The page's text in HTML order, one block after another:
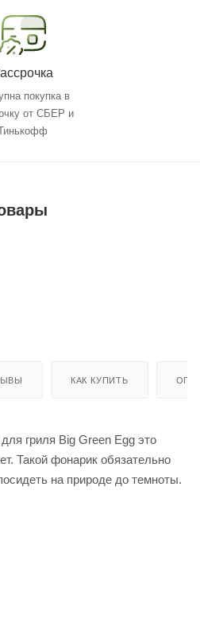
покупка в
от СБЕР и
КАК КУПИТЬ
гриля Big Green Egg это
Такой фонарик обязательно
на природе до темноты.